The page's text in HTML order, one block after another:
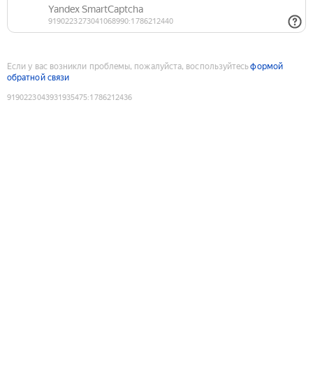
Если у вас возникли проблемы, пожалуйста, воспользуйтесьформой
обратной связи
9190223043931935475:1786212436